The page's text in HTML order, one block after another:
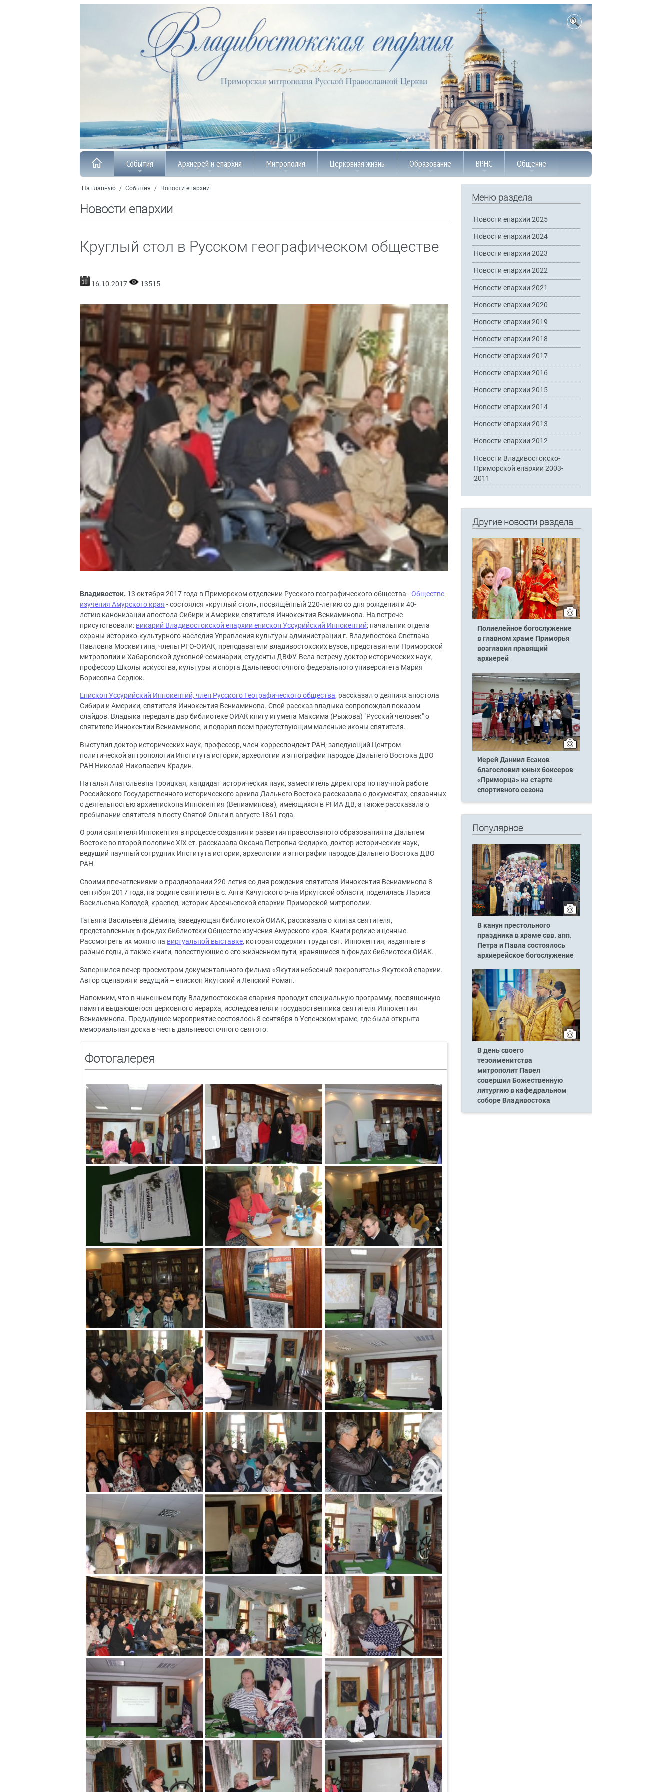
События Архиерей и епархия Митрополия Церковная жизнь Образование ВРНС Общение
На главную / События / Новости епархии
Новости епархии
Круглый стол в Русском географическом обществе
16.10.2017 13515
Владивосток. 13 октября 2017 года в Приморском отделении Русского географического общества -Обществе
изучения Амурского края - состоялся «круглый стол», посвящённый 220-летию со дня рождения и 40-
летию канонизации апостола Сибири и Америки святителя Иннокентия Вениаминова. На встрече
присутствовали: викарий Владивостокской епархии епископ Уссурийский Иннокентий; начальник отдела
охраны историко-культурного наследия Управления культуры администрации г. Владивостока Светлана
Павловна Москвитина; члены РГО-ОИАК, преподаватели владивостокских вузов, представители Приморской
митрополии и Хабаровской духовной семинарии, студенты ДВФУ. Вела встречу доктор исторических наук,
профессор Школы искусства, культуры и спорта Дальневосточного федерального университета Мария
Борисовна Сердюк.
Епископ Уссурийский Иннокентий, член Русского Географического общества, рассказал о деяниях апостола
Сибири и Америки, святителя Иннокентия Вениаминова. Свой рассказ владыка сопровождал показом
слайдов. Владыка передал в дар библиотеке ОИАК книгу игумена Максима (Рыжова) "Русский человек" о
святителе Иннокентии Вениаминове, и подарил всем присутствующим маленьие иконы святителя.
Выступил доктор исторических наук, профессор, член-корреспондент РАН, заведующий Центром
политической антропологии Института истории, археологии и этнографии народов Дальнего Востока ДВО
РАН Николай Николаевич Крадин.
Наталья Анатольевна Троицкая, кандидат исторических наук, заместитель директора по научной работе
Российского Государственного исторического архива Дальнего Востока рассказала о документах, связанных
с деятельностью архиепископа Иннокентия (Вениаминова), имеющихся в РГИА ДВ, а также рассказала о
пребывании святителя в посту Святой Ольги в августе 1861 года.
О роли святителя Иннокентия в процессе создания и развития православного образования на Дальнем
Востоке во второй половине ХIX ст. рассказала Оксана Петровна Федирко, доктор исторических наук,
ведущий научный сотрудник Института истории, археологии и этнографии народов Дальнего Востока ДВО
РАН.
Своими впечатлениями о праздновании 220-летия со дня рождения святителя Иннокентия Вениаминова 8
сентября 2017 года, на родине святителя в с. Анга Качугского р-на Иркутской области, поделилась Лариса
Васильевна Колодей, краевед, историк Арсеньевской епархии Приморской митрополии.
Татьяна Васильевна Дёмина, заведующая библиотекой ОИАК, рассказала о книгах святителя,
представленных в фондах библиотеки Обществе изучения Амурского края. Книги редкие и ценные.
Рассмотреть их можно на виртуальной выставке, которая содержит труды свт. Иннокентия, изданные в
разные годы, а также книги, повествующие о его жизненном пути, хранящиеся в фондах библиотеки ОИАК.
Завершился вечер просмотром документального фильма «Якутии небесный покровитель» Якутской епархии.
Автор сценария и ведущий – епископ Якутский и Ленский Роман.
Напомним, что в нынешнем году Владивостокская епархия проводит специальную программу, посвященную
памяти выдающегося церковного иерарха, исследователя и государственника святителя Иннокентия
Вениаминова. Предыдущее мероприятие состоялось 8 сентября в Успенском храме, где была открыта
мемориальная доска в честь дальневосточного святого.
Фотогалерея
Меню раздела
Новости епархии 2025
Новости епархии 2024
Новости епархии 2023
Новости епархии 2022
Новости епархии 2021
Новости епархии 2020
Новости епархии 2019
Новости епархии 2018
Новости епархии 2017
Новости епархии 2016
Новости епархии 2015
Новости епархии 2014
Новости епархии 2013
Новости епархии 2012
Новости Владивостокско-
Приморской епархии 2003-
2011
Другие новости раздела
Полиелейное богослужение
в главном храме Приморья
возглавил правящий
архиерей
Иерей Даниил Есаков
благословил юных боксеров
«Приморца» на старте
спортивного сезона
Популярное
В канун престольного
праздника в храме свв. апп.
Петра и Павла состоялось
архиерейское богослужение
В день своего
тезоименитства
митрополит Павел
совершил Божественную
литургию в кафедральном
соборе Владивостока